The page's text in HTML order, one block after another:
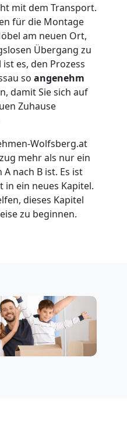
mit dem Transport.
für die Montage
am neuen Ort,
Übergang zu
es, den Prozess
so angenehm
damit Sie sich auf
Zuhause
Wolfsberg.at
mehr als nur ein
nach B ist. Es ist
in ein neues Kapitel.
dieses Kapitel
zu beginnen.